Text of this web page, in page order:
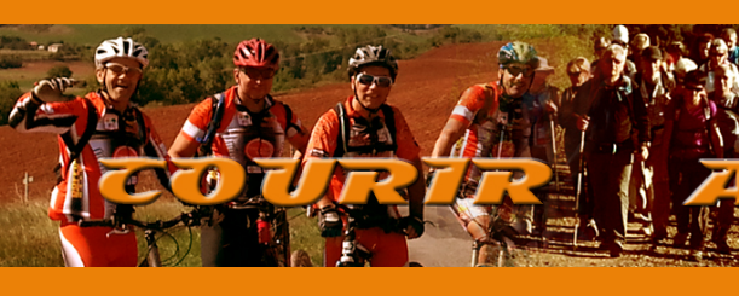
au
contenu